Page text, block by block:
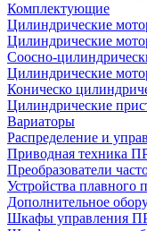
Комплектующие
Цилиндрические
Цилиндрические
Соосно-
Цилиндрические
Коническо
Цилиндрические
Вариаторы
Распределение и
Приводная техника
Преобразователи
Устройства плавного
Дополнительное
Шкафы управления